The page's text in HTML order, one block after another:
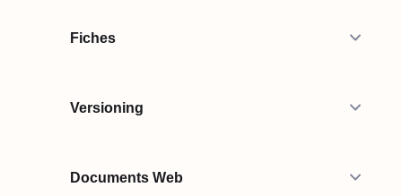
Fiches
Versioning
Documents Web